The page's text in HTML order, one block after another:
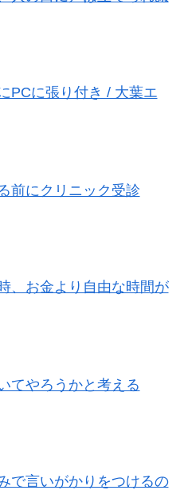
PCに張り付き / 大葉エ
前にクリニック受診
、お金より自由な時間が
てやろうかと考える
で言いがかりをつけるの